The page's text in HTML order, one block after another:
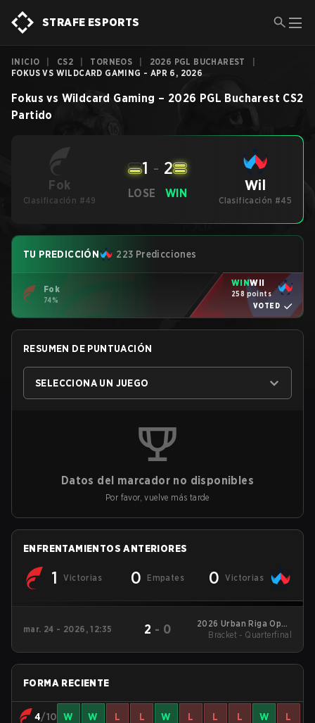
STRAFE ESPORTS
INICIO CS2 TORNEOS 2026 PGL BUCHAREST
FOKUS VS WILDCARD GAMING - APR 6, 2026
Fokus vs Wildcard Gaming – 2026 PGL Bucharest CS2
Partido
Fok
Clasificación #49
LOSE
1 - 2
WIN Wil
Clasificación #45
TU PREDICCIÓN 223 Predicciones
Fok
74%
WINWil
258 points
VOTED
RESUMEN DE PUNTUACIÓN
SELECCIONA UN JUEGO
Datos del marcador no disponibles
Por favor, vuelve más tarde
ENFRENTAMIENTOS ANTERIORES
1 Victorias 0 Empates 0 Victorias
mar. 24 - 2026, 12:35 2 - 0
2026 Urban Riga Open
S3
Bracket - Quarterfinal
FORMA RECIENTE
4/10 W W L L W L L L W L